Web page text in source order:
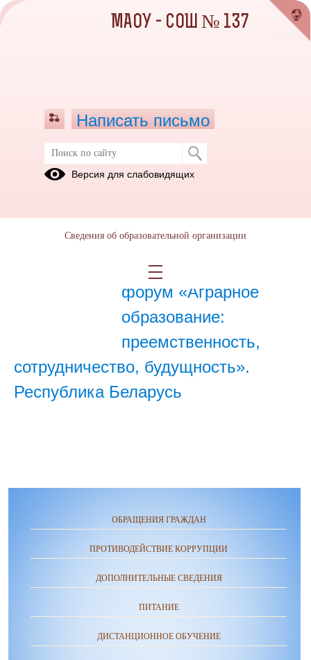
Февраль
Международный
форум «Аграрное
образование:
преемственность,
сотрудничество, будущность».
Республика Беларусь
ОБРАЩЕНИЯ ГРАЖДАН
ПРОТИВОДЕЙСТВИЕ КОРРУПЦИИ
ДОПОЛНИТЕЛЬНЫЕ СВЕДЕНИЯ
ПИТАНИЕ
ДИСТАНЦИОННОЕ ОБУЧЕНИЕ
МАОУ - СОШ № 137
Написать письмо
Версия для слабовидящих
Сведения об образовательной организации